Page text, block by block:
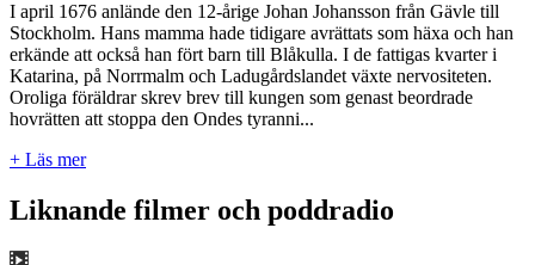
I april 1676 anlände den 12-årige Johan Johansson från Gävle till
Stockholm. Hans mamma hade tidigare avrättats som häxa och han
erkände att också han fört barn till Blåkulla. I de fattigas kvarter i
Katarina, på Norrmalm och Ladugårdslandet växte nervositeten.
Oroliga föräldrar skrev brev till kungen som genast beordrade
hovrätten att stoppa den Ondes tyranni...
+ Läs mer
Liknande filmer och poddradio